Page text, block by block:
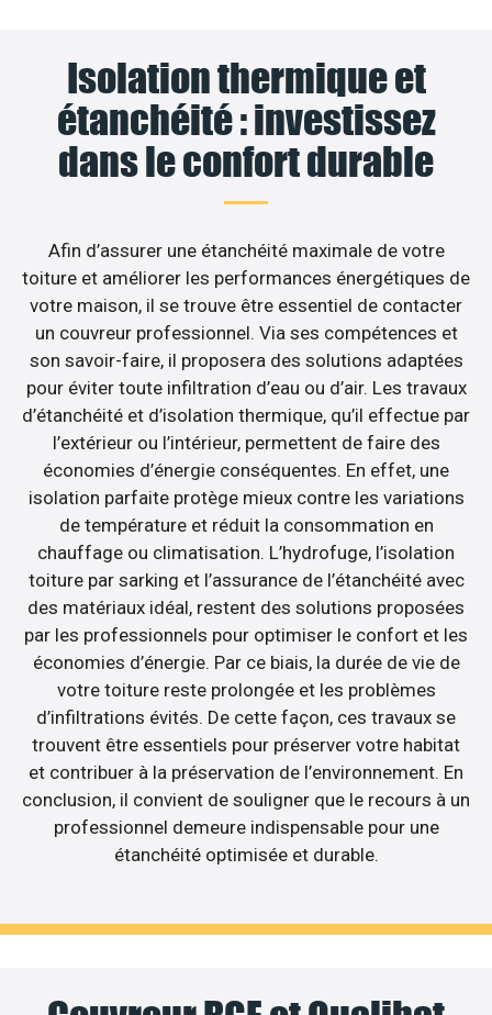
Isolation thermique et
étanchéité : investissez
dans le confort durable
Afin d’assurer une étanchéité maximale de votre
toiture et améliorer les performances énergétiques de
votre maison, il se trouve être essentiel de contacter
un couvreur professionnel. Via ses compétences et
son savoir-faire, il proposera des solutions adaptées
pour éviter toute infiltration d’eau ou d’air. Les travaux
d’étanchéité et d’isolation thermique, qu’il effectue par
l’extérieur ou l’intérieur, permettent de faire des
économies d’énergie conséquentes. En effet, une
isolation parfaite protège mieux contre les variations
de température et réduit la consommation en
chauffage ou climatisation. L’hydrofuge, l’isolation
toiture par sarking et l’assurance de l’étanchéité avec
des matériaux idéal, restent des solutions proposées
par les professionnels pour optimiser le confort et les
économies d’énergie. Par ce biais, la durée de vie de
votre toiture reste prolongée et les problèmes
d’infiltrations évités. De cette façon, ces travaux se
trouvent être essentiels pour préserver votre habitat
et contribuer à la préservation de l’environnement. En
conclusion, il convient de souligner que le recours à un
professionnel demeure indispensable pour une
étanchéité optimisée et durable.